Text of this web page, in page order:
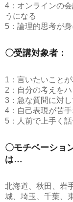
4：オンラインの
うになる
5：論理的思考が
〇受講対象者：
1：言いたいこと
2：自分の考えを
3：急な質問に対
4：自己表現が苦
5：人前で上手く
〇モチベーショ
は…
北海道、秋田、岩
城、埼玉、千葉、